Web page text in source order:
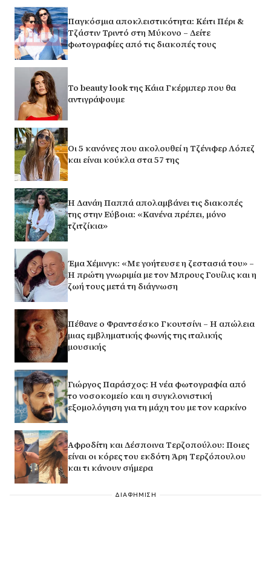
Παγκόσμια αποκλειστικότητα: Κέιτι Πέρι &
Τζάστιν Τριντό στη Μύκονο – Δείτε
φωτογραφίες από τις διακοπές τους
Το beauty look της Κάια Γκέρμπερ που θα
αντιγράψουμε
Οι 5 κανόνες που ακολουθεί η Τζένιφερ Λόπεζ
και είναι κούκλα στα 57 της
Η Δανάη Παππά απολαμβάνει τις διακοπές
της στην Εύβοια: «Κανένα πρέπει, μόνο
τζιτζίκια»
Έμα Χέμινγκ: «Με γοήτευσε η ζεστασιά του» –
Η πρώτη γνωριμία με τον Μπρους Γουίλις και η
ζωή τους μετά τη διάγνωση
Πέθανε ο Φραντσέσκο Γκουτσίνι – Η απώλεια
μιας εμβληματικής φωνής της ιταλικής
μουσικής
Γιώργος Παράσχος: Η νέα φωτογραφία από
το νοσοκομείο και η συγκλονιστική
εξομολόγηση για τη μάχη του με τον καρκίνο
Αφροδίτη και Δέσποινα Τερζοπούλου: Ποιες
είναι οι κόρες του εκδότη Άρη Τερζόπουλου
και τι κάνουν σήμερα
ΔΙΑΦΗΜΙΣΗ